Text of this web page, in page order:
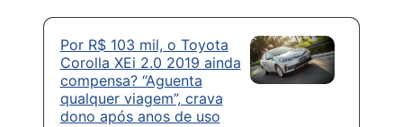
Por R$ 103 mil, o Toyota
Corolla XEi 2.0 2019 ainda
compensa? “Aguenta
qualquer viagem”, crava
dono após anos de uso